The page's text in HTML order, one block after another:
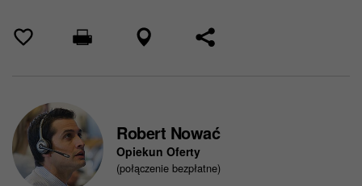
Robert Nować
Opiekun Oferty
(połączenie bezpłatne)